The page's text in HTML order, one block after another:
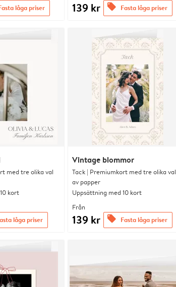
låga priser 139 kr offers Fasta låga priser
med tre olika val
kort
låga priser
Vintage blommor
Tack | Premiumkort med tre olika val
av papper
Uppsättning med 10 kort
Från
139 kr offers Fasta låga priser